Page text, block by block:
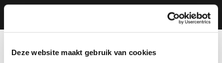
Deze website maakt gebruik van cookies